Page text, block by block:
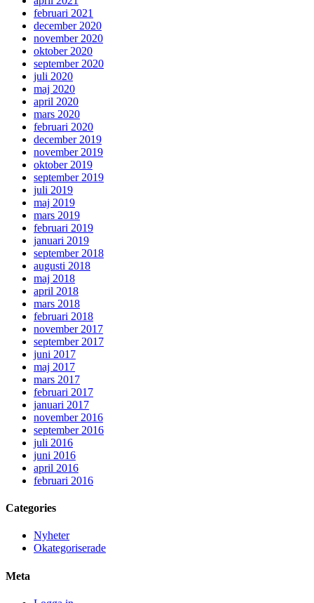
februari 2021
december 2020
november 2020
oktober 2020
september 2020
juli 2020
maj 2020
april 2020
mars 2020
februari 2020
december 2019
november 2019
oktober 2019
september 2019
juli 2019
maj 2019
mars 2019
februari 2019
januari 2019
september 2018
augusti 2018
maj 2018
april 2018
mars 2018
februari 2018
november 2017
september 2017
juni 2017
maj 2017
mars 2017
februari 2017
januari 2017
november 2016
september 2016
juli 2016
juni 2016
april 2016
februari 2016
Categories
Nyheter
Okategoriserade
Meta